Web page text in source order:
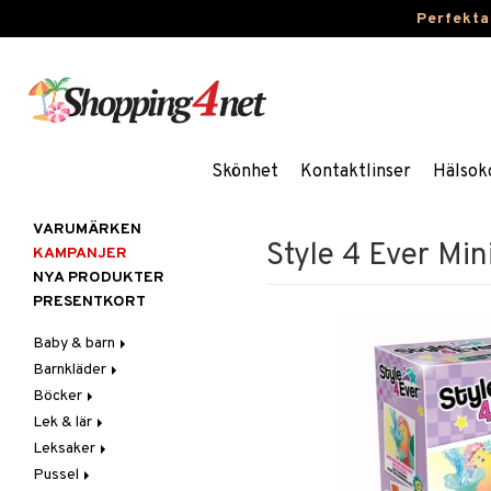
Skönhet Kontaktlinser
Style 4 Ever
VARUMÄRKEN
KAMPANJER
NYA PRODUKTER
PRESENTKORT
Baby & barn
Accessoarer
För håret
Hattar & Mössor
Övrigt
Plånböcker
Aktivitet
Babygym
Babysitters
Bit & Skallra
Äta
Barnservis
Haklappar
Badrockar & Handdukar
Barnvagnstillbehör
Barnkläder
Accessoarer
Kepsar & Solhattar
Badkläder & UV-kläder
Klänningar
Nederdelar
Böcker
Dagböcker
Läs & Lär
Målarböcker
Lek & lär
Experiment
Inlärningsspel
Leksaker
Adventskalendrar
Pussel